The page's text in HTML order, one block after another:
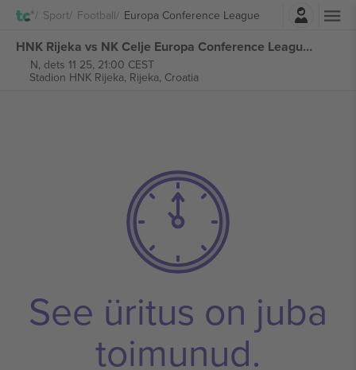
Sport Football Europa Conference League
Logi sisse
HNK Rijeka vs NK Celje Europa Conference League piletid
N, dets 11 25, 21:00 CEST
Stadion HNK Rijeka, Rijeka, Croatia
See üritus on juba
toimunud.